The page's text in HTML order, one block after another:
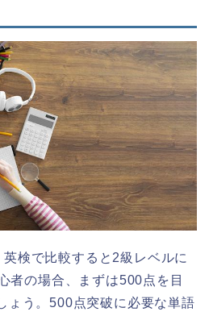
検で比較すると2級レベルに
者の場合、まずは500点を目
ょう。500点突破に必要な単語